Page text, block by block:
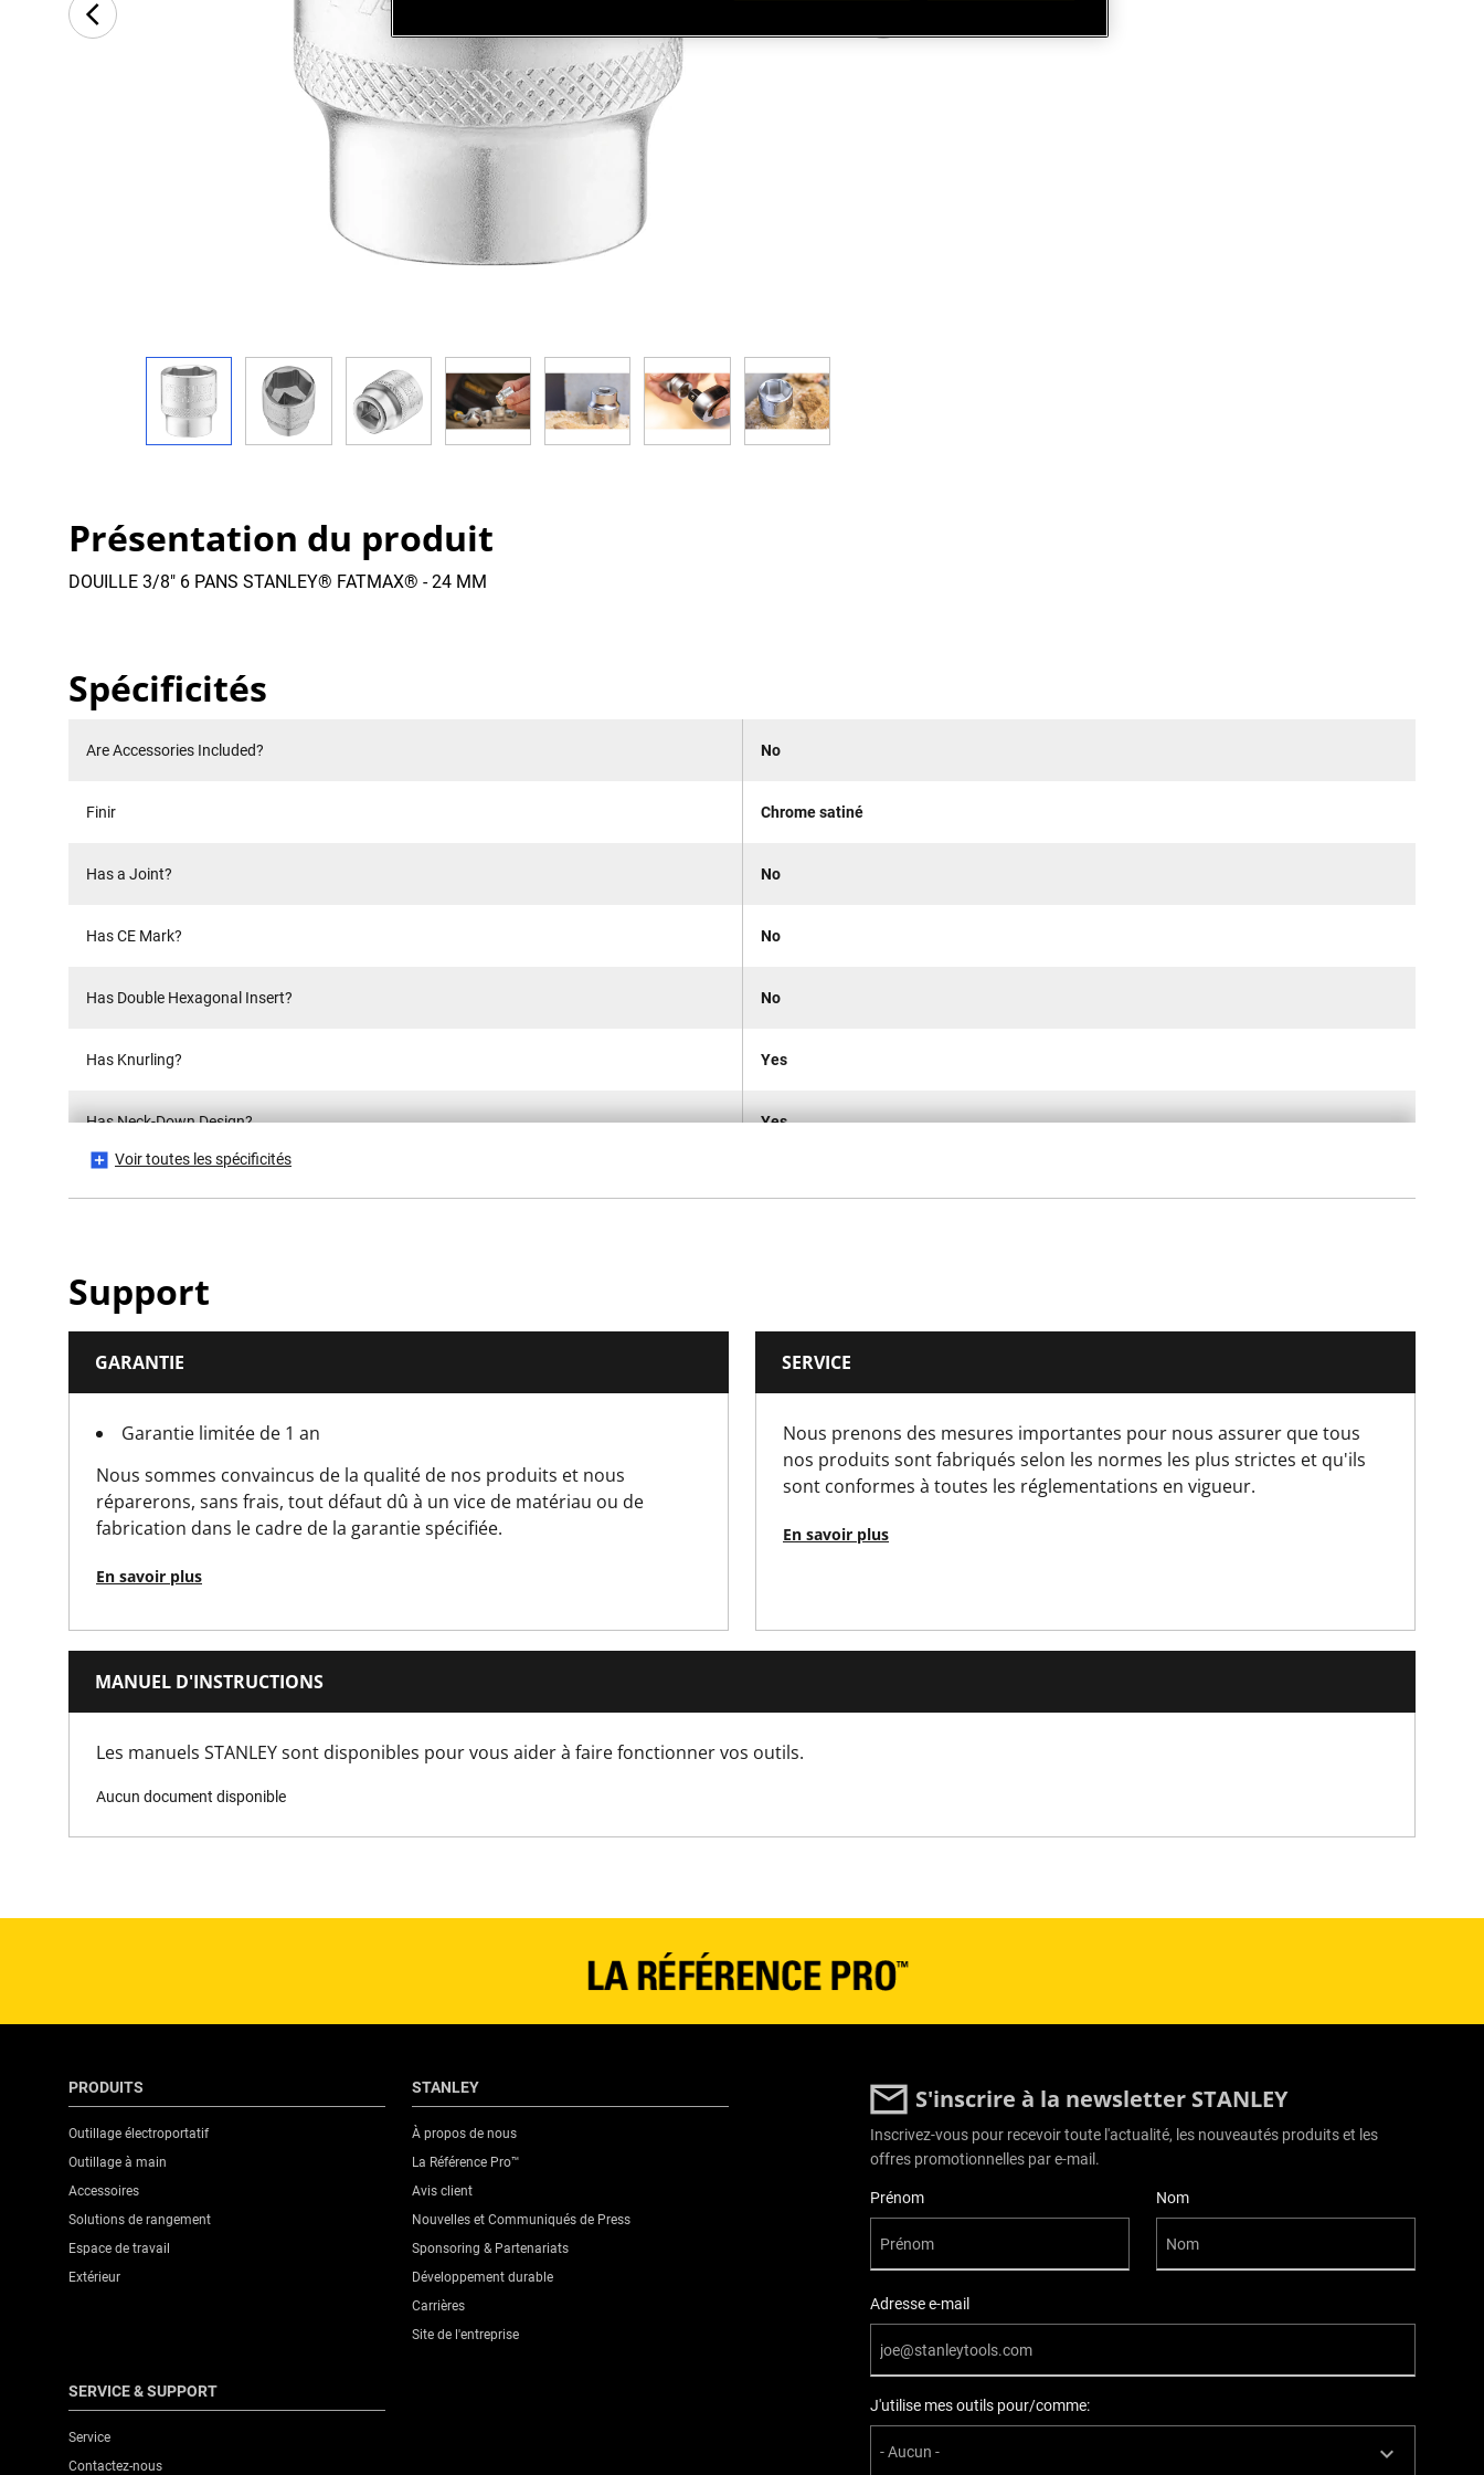
Présentation du produit
DOUILLE 3/8" 6 PANS STANLEY® FATMAX® - 24 MM
Spécificités
Are Accessories Included? No
Finir Chrome satiné
Has a Joint? No
Has CE Mark? No
Has Double Hexagonal Insert? No
Has Knurling? Yes
Has Neck-Down Design? Yes
Is it a Set?
Is Magnetic?
Is Spark Proof?
Is Tethered?
Emballage
Hauteur du produit [mm]
Longueur du produit [mm]
19
Standards / Norms Conforms to all EU standards
Traitement de surface
Voir toutes les spécificités
Support
GARANTIE
Garantie limitée de 1 an
Nous sommes convaincus de la qualité de nos produits et nous
réparerons, sans frais, tout défaut dû à un vice de matériau ou de
fabrication dans le cadre de la garantie spécifiée.
En savoir plus
SERVICE
Nous prenons des mesures importantes pour nous assurer que tous
nos produits sont fabriqués selon les normes les plus strictes et qu'ils
sont conformes à toutes les réglementations en vigueur.
En savoir plus
MANUEL D'INSTRUCTIONS
Les manuels STANLEY sont disponibles pour vous aider à faire fonctionner vos outils.
Aucun document disponible
PRODUITS
Outillage électroportatif
Outillage à main
Accessoires
Solutions de rangement
Espace de travail
Extérieur
STANLEY
À propos de nous
La Référence Pro™
Avis client
Nouvelles et Communiqués de Press
Sponsoring & Partenariats
Développement durable
Carrières
Site de l'entreprise
SERVICE & SUPPORT
Service
Contactez-nous
S'inscrire à la newsletter STANLEY
Inscrivez-vous pour recevoir toute l'actualité, les nouveautés produits et les
offres promotionnelles par e-mail.
User Details
Prénom Nom
Adresse e-mail
J'utilise mes outils pour/comme: